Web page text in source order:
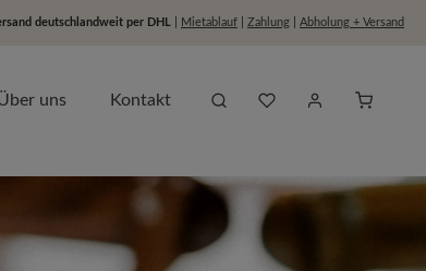
deutschlandweit per DHL Mietablauf Zahlung Abholung + Versand
uns Kontakt